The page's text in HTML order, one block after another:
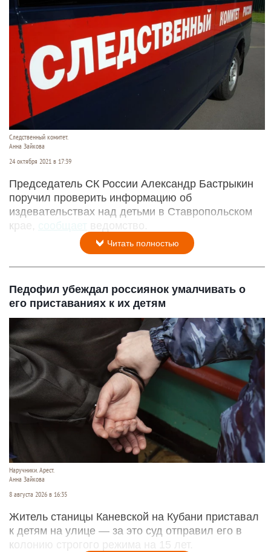
Следственный комитет.
Анна Зайкова
24 октября 2021 в 17:39
Председатель СК России Александр Бастрыкин
поручил проверить информацию об
издевательствах над детьми в Ставропольском
крае,
сообщает ведомство.
Читать полностью
Педофил убеждал россиянок умалчивать о
его приставаниях к их детям
Наручники. Арест.
Анна Зайкова
8 августа 2026 в 16:35
Житель станицы Каневской на Кубани приставал
к детям на улице — за это суд отправил его в
колонию строгого режима на 15 лет.